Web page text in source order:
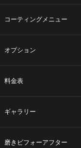
コーティングメニュー
オプション
料金表
ギャラリー
磨きビフォーアフター